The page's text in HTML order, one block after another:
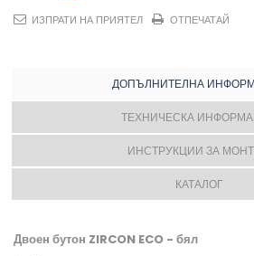
ИЗПРАТИ НА ПРИЯТЕЛ ОТПЕЧАТАЙ
ДОПЪЛНИТЕЛНА
ТЕХНИЧЕСКА
ИНСТРУКЦИИ ЗА
КАТАЛОГ
Двоен бутон ZIRCON ECO - бял